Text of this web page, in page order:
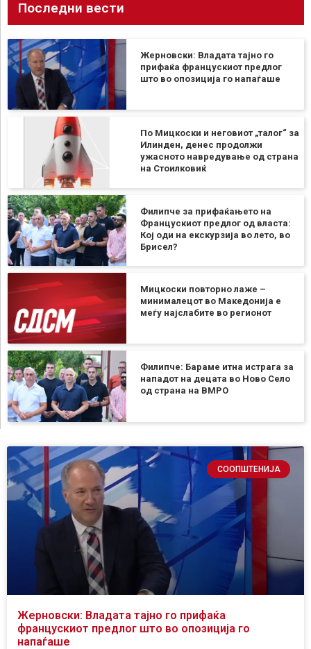
Последни вести
Жерновски: Владата тајно го
прифаќа францускиот предлог
што во опозиција го напаѓаше
По Мицкоски и неговиот „талог“ за
Илинден, денес продолжи
ужасното навредување од страна
на Стоилковиќ
Филипче за прифаќањето на
Францускиот предлог од власта:
Кој оди на екскурзија во лето, во
Брисел?
Мицкоски повторно лаже –
минималецот во Македонија е
меѓу најслабите во регионот
Филипче: Бараме итна истрага за
нападот на децата во Ново Село
од страна на ВМРО
СООПШТЕНИЈА
Жерновски: Владата тајно го прифаќа
францускиот предлог што во опозиција го
напаѓаше